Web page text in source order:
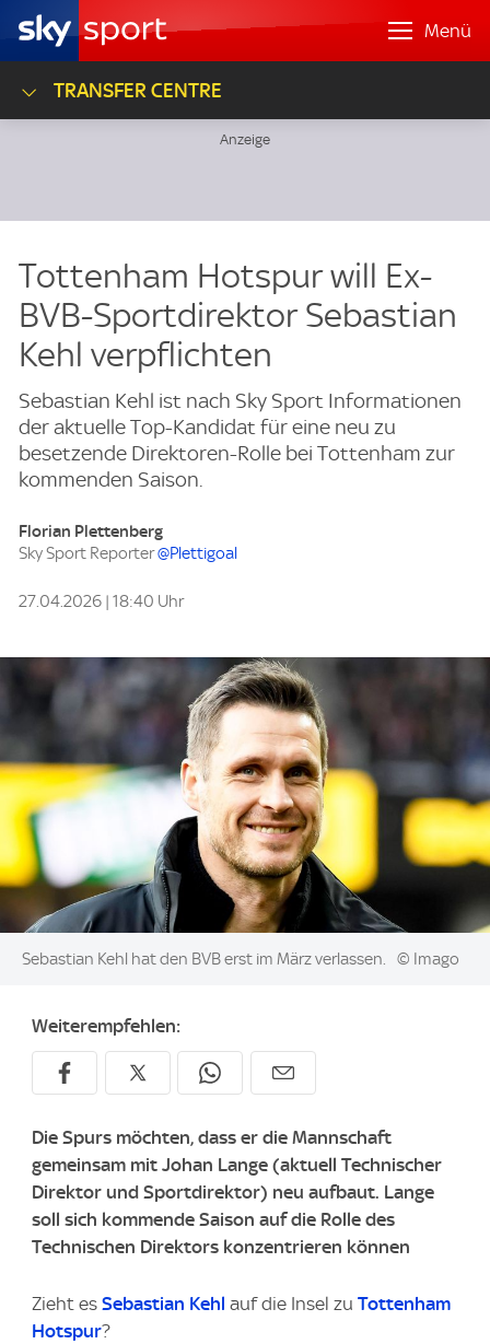
Menü
TRANSFER CENTRE
Tottenham Hotspur will Ex-
BVB-Sportdirektor Sebastian
Kehl verpflichten
Sebastian Kehl ist nach Sky Sport Informationen
der aktuelle Top-Kandidat für eine neu zu
besetzende Direktoren-Rolle bei Tottenham zur
kommenden Saison.
Florian Plettenberg
Sky Sport Reporter@Plettigoal
27.04.2026 | 18:40 Uhr
Image:
Sebastian Kehl hat den BVB erst im März verlassen. © Imago
Weiterempfehlen:
Die Spurs möchten, dass er die Mannschaft
gemeinsam mit Johan Lange (aktuell Technischer
Direktor und Sportdirektor) neu aufbaut. Lange
soll sich kommende Saison auf die Rolle des
Technischen Direktors konzentrieren können
Zieht es Sebastian Kehl auf die Insel zu Tottenham
Hotspur?